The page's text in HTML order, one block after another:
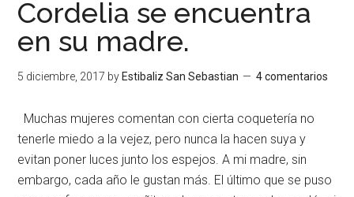
Cordelia se encuentra
en su madre.
5 diciembre, 2017 by Estibaliz San Sebastian 4 comentarios
Muchas mujeres comentan con cierta coquetería no
tenerle miedo a la vejez, pero nunca la hacen suya y
evitan poner luces junto los espejos. A mi madre, sin
embargo, cada año le gustan más. El último que se puso